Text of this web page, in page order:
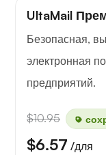
UltaMail
Безопасная,
электронная
предприятий.
$10.95
$6.57 /для